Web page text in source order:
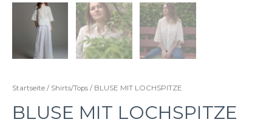
Startseite/ Shirts/Tops/ BLUSE MIT LOCHSPITZE
BLUSE MIT LOCHSPITZE